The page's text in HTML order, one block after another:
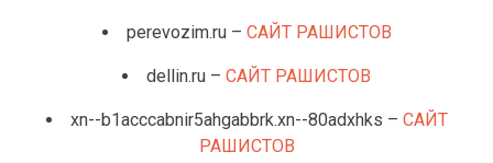
perevozim.ru – САЙТ РАШИСТОВ
dellin.ru – САЙТ РАШИСТОВ
xn--b1acccabnir5ahgabbrk.xn--80adxhks – САЙТ
РАШИСТОВ